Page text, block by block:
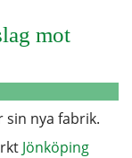
mot
sin nya fabrik.
Jönköping